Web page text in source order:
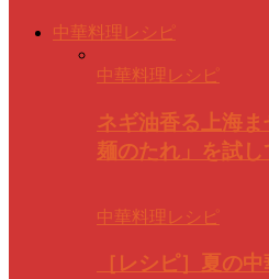
中華料理レシピ
中華料理レシピ
ネギ油香る上海
麺のたれ」を試し
中華料理レシピ
［レシピ］夏の